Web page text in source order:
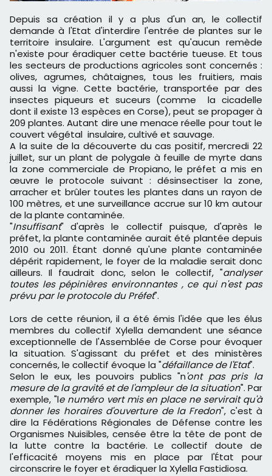
Depuis sa création il y a plus d'un an, le collectif
demande à l'Etat d'interdire l'entrée de plantes sur le
territoire insulaire. L'argument est qu'aucun remède
n'existe pour éradiquer cette bactérie tueuse. Et tous
les secteurs de productions agricoles sont concernés :
olives, agrumes, châtaignes, tous les fruitiers, mais
aussi la vigne. Cette bactérie, transportée par des
insectes piqueurs et suceurs (comme la cicadelle
dont il existe 13 espèces en Corse), peut se propager à
209 plantes. Autant dire une menace réelle pour tout le
couvert végétal insulaire, cultivé et sauvage.
A la suite de la découverte du cas positif, mercredi 22
juillet, sur un plant de polygale à feuille de myrte dans
la zone commerciale de Propiano, le préfet a mis en
œuvre le protocole suivant : désinsectiser la zone,
arracher et brûler toutes les plantes dans un rayon de
100 mètres, et une surveillance accrue sur 10 km autour
de la plante contaminée.
"Insuffisant" d'après le collectif puisque, d'après le
préfet, la plante contaminée aurait été plantée depuis
2010 ou 2011. Étant donné qu'une plante contaminée
dépérit rapidement, le foyer de la maladie serait donc
ailleurs. Il faudrait donc, selon le collectif, "analyser
toutes les pépinières environnantes , ce qui n'est pas
prévu par le protocole du Préfet".
Lors de cette réunion, il a été émis l'idée que les élus
membres du collectif Xylella demandent une séance
exceptionnelle de l'Assemblée de Corse pour évoquer
la situation. S'agissant du préfet et des ministères
concernés, le collectif évoque la "défaillance de l'Etat".
Selon le eux, les pouvoirs publics "n'ont pas pris la
mesure de la gravité et de l'ampleur de la situation". Par
exemple, "le numéro vert mis en place ne servirait qu'à
donner les horaires d'ouverture de la Fredon", c'est à
dire la Fédérations Régionales de Défense contre les
Organismes Nuisibles, censée être la tête de pont de
la lutte contre la bactérie. Le collectif doute de
l'efficacité moyens mis en place par l'État pour
circonscrire le foyer et éradiquer la Xylella Fastidiosa.